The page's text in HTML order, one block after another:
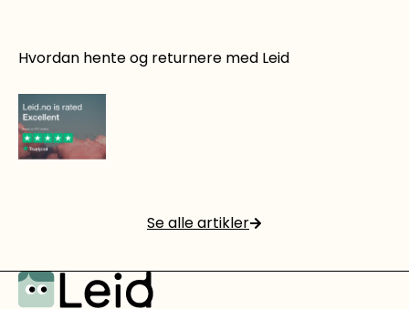
Hvordan hente og returnere med Leid
Se alle artikler